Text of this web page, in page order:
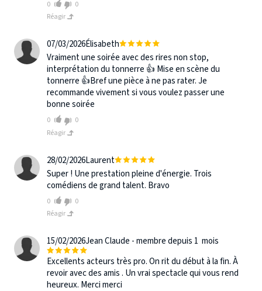
0
0
Réagir
07/03/2026Élisabeth
Vraiment une soirée avec des rires non stop,
interprétation du tonnerre 👍 Mise en scène du
tonnerre 👍Bref une pièce à ne pas rater. Je
recommande vivement si vous voulez passer une
bonne soirée
0
0
Réagir
28/02/2026Laurent
Super ! Une prestation pleine d'énergie. Trois
comédiens de grand talent. Bravo
0
0
Réagir
15/02/2026Jean Claude - membre depuis 1 mois
Excellents acteurs très pro. On rit du début à la fin. À
revoir avec des amis . Un vrai spectacle qui vous rend
heureux. Merci merci